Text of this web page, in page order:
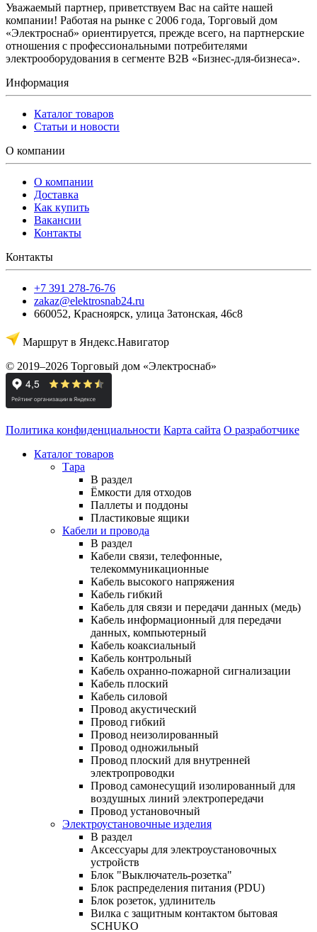
Уважаемый партнер, приветствуем Вас на сайте нашей
компании! Работая на рынке с 2006 года, Торговый дом
«Электроснаб» ориентируется, прежде всего, на партнерские
отношения с профессиональными потребителями
электрооборудования в сегменте B2B «Бизнес-для-бизнеса».
Информация
Каталог товаров
Статьи и новости
О компании
О компании
Доставка
Как купить
Вакансии
Контакты
Контакты
+7 391 278-76-76
zakaz@elektrosnab24.ru
660052, Красноярск, улица Затонская, 46с8
Маршрут в Яндекс.Навигатор
© 2019–2026 Торговый дом «Электроснаб»
Политика конфиденциальности Карта сайта О разработчике
Каталог товаров
Тара
В раздел
Ёмкости для отходов
Паллеты и поддоны
Пластиковые ящики
Кабели и провода
В раздел
Кабели связи, телефонные,
телекоммуникационные
Кабель высокого напряжения
Кабель гибкий
Кабель для связи и передачи данных (медь)
Кабель информационный для передачи
данных, компьютерный
Кабель коаксиальный
Кабель контрольный
Кабель охранно-пожарной сигнализации
Кабель плоский
Кабель силовой
Провод акустический
Провод гибкий
Провод неизолированный
Провод одножильный
Провод плоский для внутренней
электропроводки
Провод самонесущий изолированный для
воздушных линий электропередачи
Провод установочный
Электроустановочные изделия
В раздел
Аксессуары для электроустановочных
устройств
Блок "Выключатель-розетка"
Блок распределения питания (PDU)
Блок розеток, удлинитель
Вилка с защитным контактом бытовая
SCHUKO